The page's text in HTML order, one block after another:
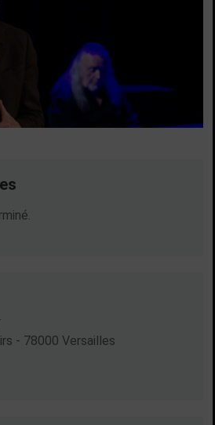
- 78000 Versailles